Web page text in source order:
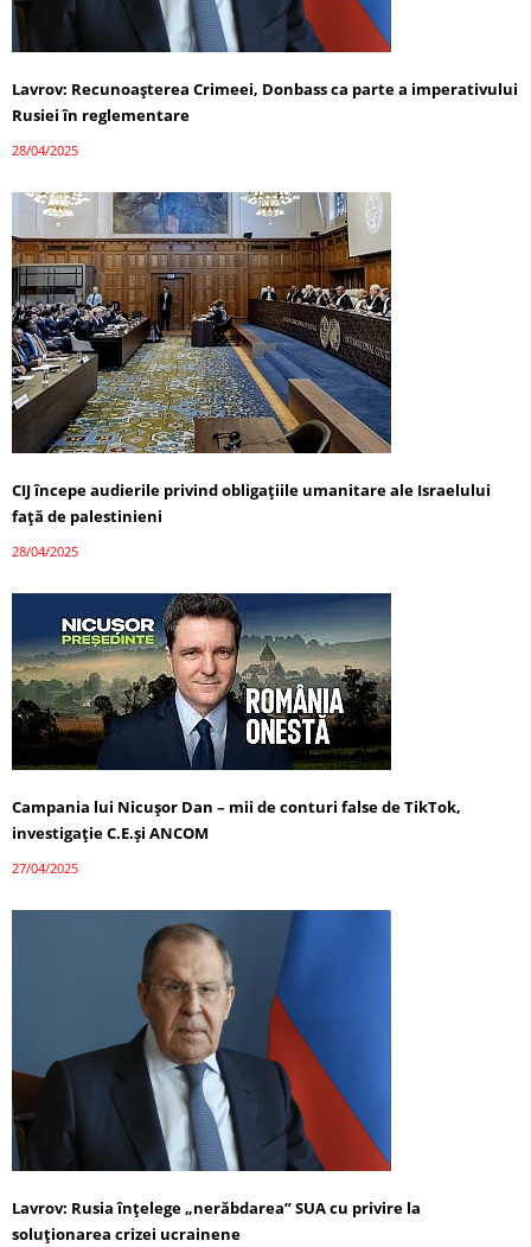
Lavrov: Recunoașterea Crimeei, Donbass ca parte a imperativului
Rusiei în reglementare
28/04/2025
CIJ începe audierile privind obligațiile umanitare ale Israelului
față de palestinieni
28/04/2025
Campania lui Nicușor Dan – mii de conturi false de TikTok,
investigație C.E.și ANCOM
27/04/2025
Lavrov: Rusia înțelege „nerăbdarea” SUA cu privire la
soluționarea crizei ucrainene